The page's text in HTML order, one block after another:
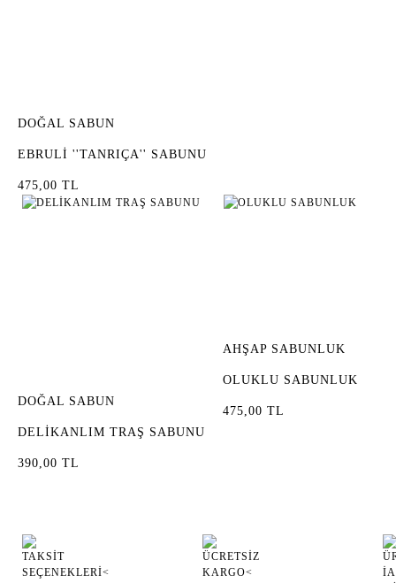
DOĞAL SABUN
EBRULİ ''TANRIÇA'' SABUNU
475,00 TL
DOĞAL SABUN
DELİKANLIM TRAŞ SABUNU
390,00 TL
AHŞAP SABUNLUK
OLUKLU SABUNLUK
475,00 TL